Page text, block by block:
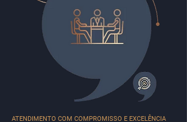
ATENDIMENTO COM COMPROMISSO E EXCELÊNCIA